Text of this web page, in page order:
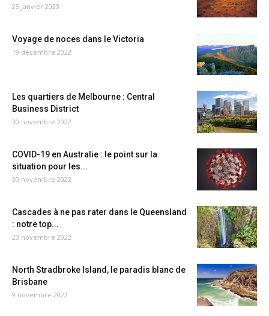
25 janvier 2023
Voyage de noces dans le Victoria
19 décembre 2022
Les quartiers de Melbourne : Central
Business District
30 novembre 2022
COVID-19 en Australie : le point sur la
situation pour les...
30 novembre 2022
Cascades à ne pas rater dans le Queensland
: notre top...
23 novembre 2022
North Stradbroke Island, le paradis blanc de
Brisbane
9 novembre 2022